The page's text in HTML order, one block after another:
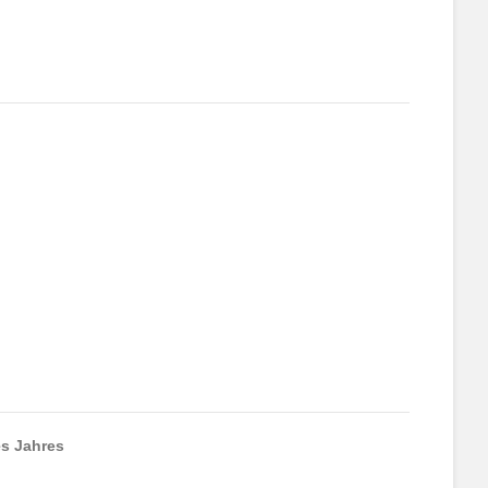
Jahres